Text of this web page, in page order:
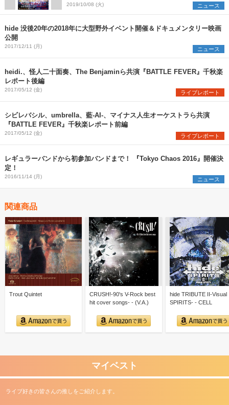
「YOSHIKICHANNEL」で独占生中継も！
2019/10/08 (火) ニュース
hide 没後20年の2018年に大型野外イベント開催＆ドキュメンタリー映画
公開
2017/12/11 (月) ニュース
heidi.、怪人二十面奏、The Benjaminら共演『BATTLE FEVER』千秋楽
レポート後編
2017/05/12 (金) ライブレポート
シビレバシル、umbrella、藍-AI-、マイナス人生オーケストラら共演
『BATTLE FEVER』千秋楽レポート前編
2017/05/12 (金) ライブレポート
レギュラーバンドから初参加バンドまで！ 『Tokyo Chaos 2016』開催決
定！
2016/11/14 (月) ニュース
関連商品
Trout Quintet
CRUSH!-90's V-Rock best
hit cover songs- - (V.A.)
hide TRIBUTE II-Visual
SPIRITS- - CELL
マイベスト
ライブ好きの皆さんの推しをご紹介します。